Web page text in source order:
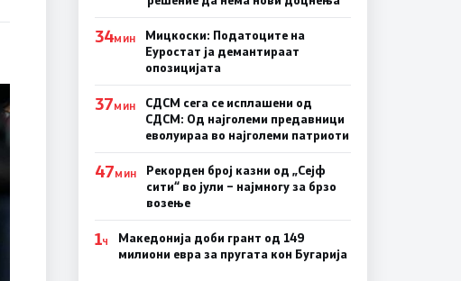
34МИН
Мицкоски: Податоците на
Еуростат ја демантираат
опозицијата
37МИН
СДСМ сега се исплашени од
СДСМ: Од најголеми предавници
еволуираа во најголеми патриоти
47МИН
Рекорден број казни од „Сејф
сити“ во јули – најмногу за брзо
возење
1Ч
Македонија доби грант од 149
милиони евра за пругата кон Бугарија